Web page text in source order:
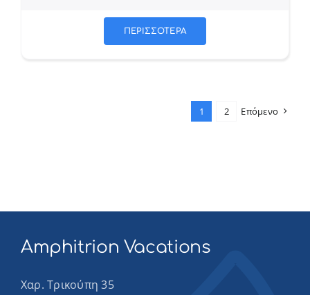
ΠΕΡΙΣΣΟΤΕΡΑ
1 2 Επόμενο
Amphitrion Vacations
Χαρ. Τρικούπη 35